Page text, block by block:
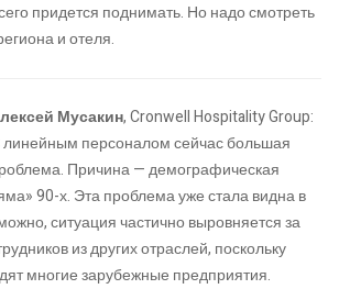
придется поднимать. Но надо смотреть
и отеля.
Мусакин, Cronwell Hospitality Group:
персоналом сейчас большая
Причина — демографическая
90-х. Эта проблема уже стала видна в
ситуация частично выровняется за
из других отраслей, поскольку
многие зарубежные предприятия.